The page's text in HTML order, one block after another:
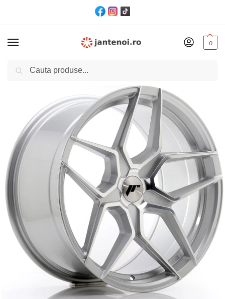
0
Acasă Jante / JANTA JR Wheels JR34 CB74.1 5×120 19/9,5 ET35 Silver